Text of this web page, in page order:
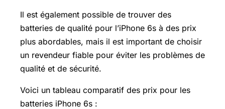
Il est également possible de trouver des
batteries de qualité pour l’iPhone 6s à des prix
plus abordables, mais il est important de choisir
un revendeur fiable pour éviter les problèmes de
qualité et de sécurité.
Voici un tableau comparatif des prix pour les
batteries iPhone 6s :